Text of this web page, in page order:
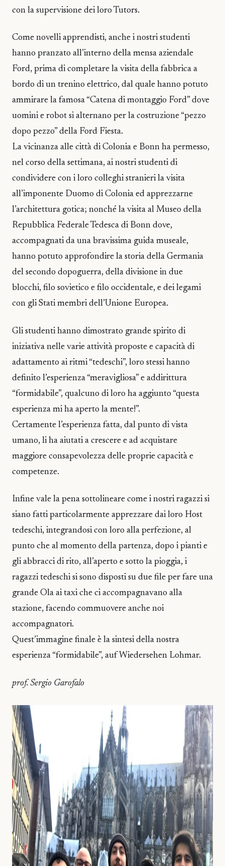
con la supervisione dei loro Tutors.
Come novelli apprendisti, anche i nostri studenti
hanno pranzato all’interno della mensa aziendale
Ford, prima di completare la visita della fabbrica a
bordo di un trenino elettrico, dal quale hanno potuto
ammirare la famosa “Catena di montaggio Ford” dove
uomini e robot si alternano per la costruzione “pezzo
dopo pezzo” della Ford Fiesta.
La vicinanza alle città di Colonia e Bonn ha permesso,
nel corso della settimana, ai nostri studenti di
condividere con i loro colleghi stranieri la visita
all’imponente Duomo di Colonia ed apprezzarne
l’architettura gotica; nonché la visita al Museo della
Repubblica Federale Tedesca di Bonn dove,
accompagnati da una bravissima guida museale,
hanno potuto approfondire la storia della Germania
del secondo dopoguerra, della divisione in due
blocchi, filo sovietico e filo occidentale, e dei legami
con gli Stati membri dell’Unione Europea.
Gli studenti hanno dimostrato grande spirito di
iniziativa nelle varie attività proposte e capacità di
adattamento ai ritmi “tedeschi”, loro stessi hanno
definito l’esperienza “meravigliosa” e addirittura
“formidabile”, qualcuno di loro ha aggiunto “questa
esperienza mi ha aperto la mente!”.
Certamente l’esperienza fatta, dal punto di vista
umano, li ha aiutati a crescere e ad acquistare
maggiore consapevolezza delle proprie capacità e
competenze.
Infine vale la pena sottolineare come i nostri ragazzi si
siano fatti particolarmente apprezzare dai loro Host
tedeschi, integrandosi con loro alla perfezione, al
punto che al momento della partenza, dopo i pianti e
gli abbracci di rito, all’aperto e sotto la pioggia, i
ragazzi tedeschi si sono disposti su due file per fare una
grande Ola ai taxi che ci accompagnavano alla
stazione, facendo commuovere anche noi
accompagnatori.
Quest’immagine finale è la sintesi della nostra
esperienza “formidabile”, auf Wiedersehen Lohmar.
prof. Sergio Garofalo